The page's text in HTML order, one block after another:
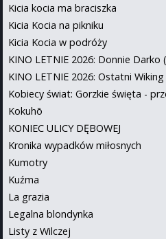
Kicia kocia ma braciszka
Kicia Kocia na pikniku
Kicia Kocia w podróży
KINO LETNIE 2026: Donnie Darko
KINO LETNIE 2026: Ostatni
Kobiecy świat: Gorzkie święta -
Kokuhō
KONIEC ULICY DĘBOWEJ
Kronika wypadków miłosnych
Kumotry
Kuźma
La grazia
Legalna blondynka
Listy z Wilczej